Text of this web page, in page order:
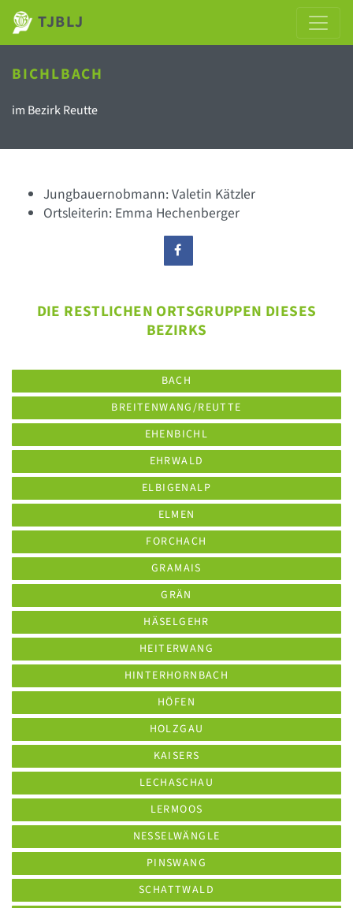
TJBLJ
BICHLBACH
im Bezirk Reutte
Jungbauernobmann: Valetin Kätzler
Ortsleiterin: Emma Hechenberger
DIE RESTLICHEN ORTSGRUPPEN DIESES
BEZIRKS
BACH
BREITENWANG/REUTTE
EHENBICHL
EHRWALD
ELBIGENALP
ELMEN
FORCHACH
GRAMAIS
GRÄN
HÄSELGEHR
HEITERWANG
HINTERHORNBACH
HÖFEN
HOLZGAU
KAISERS
LECHASCHAU
LERMOOS
NESSELWÄNGLE
PINSWANG
SCHATTWALD